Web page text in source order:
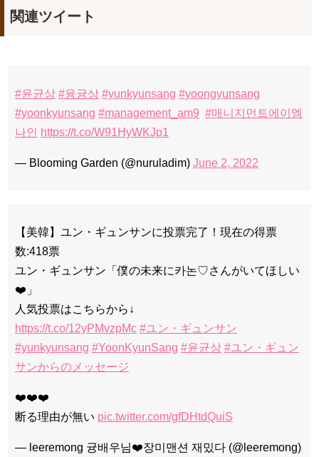
関連ツイート
#윤균상 #융귱상 #yunkyunsang #yoongyunsang
#yoonkyunsang #management_am9 #매니지먼트에이엠
나인
https://t.co/W91HyWKJp1
— Blooming Garden (@nuruladim) June 2, 2022
【美韓】ユン・ギュンサンに投票完了！現在の得票
数:418票
ユン・ギュンサン「僕の未来に카논♡さんがいてほしい
❤️」
人気投票はこちらから↓
https://t.co/12yPMvzpMc #ユン・ギュンサン
#yunkyunsang #YoonKyunSang #윤균상 #ユン・ギュン
サンからのメッセージ
❤️❤️❤️
断る理由が無い pic.twitter.com/gfDHtdQuiS
— leeremong 귱배우님❤️장미맨션 재밌다 (@leeremong)